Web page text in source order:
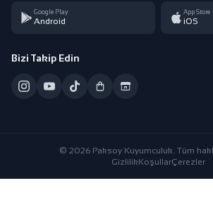
Google Play
Android
App Store
iOS
Bizi Takip Edin
© 2026 Paksoy Kuyumculuk. Tüm
GizlilikKoşullarÇerezler